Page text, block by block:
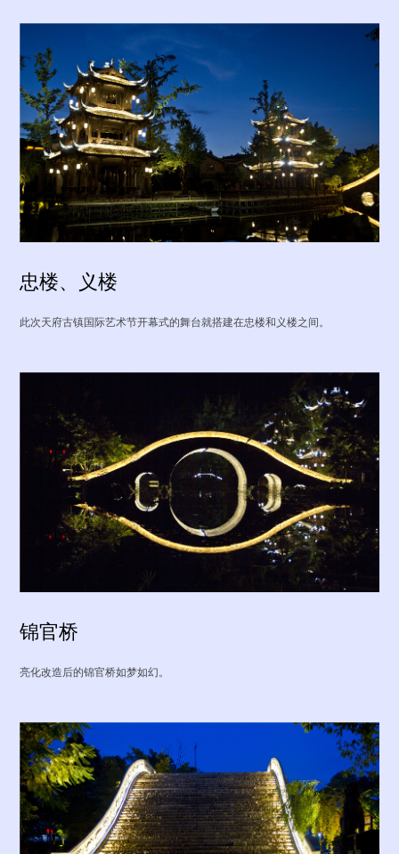
忠楼、义楼
此次天府古镇国际艺术节开幕式的舞台就搭建在忠楼和义楼之间。
锦官桥
亮化改造后的锦官桥如梦如幻。